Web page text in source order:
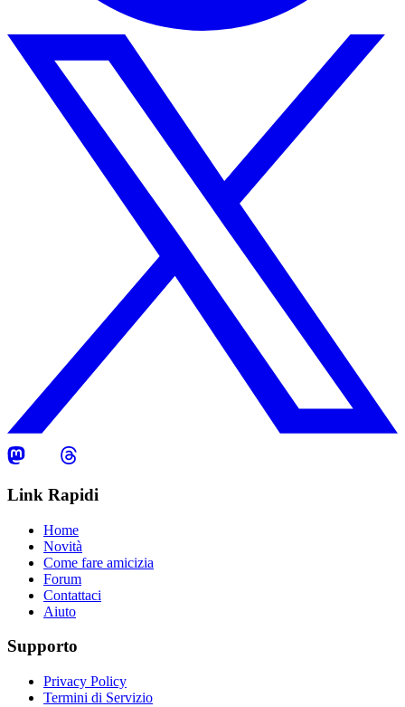
Link Rapidi
Home
Novità
Come fare amicizia
Forum
Contattaci
Aiuto
Supporto
Privacy Policy
Termini di Servizio